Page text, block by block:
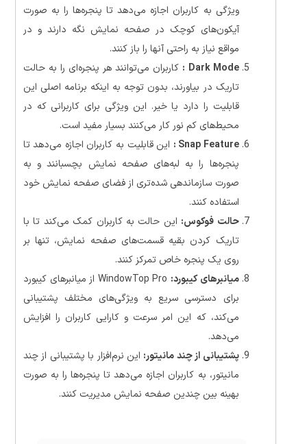
ویژگی به کاربران اجازه می‌دهد تا پنجره‌ها را به صورت
آیکون‌های کوچک در صفحه نمایش نگه دارند و در
مواقع نیاز به راحتی آنها را باز کنند.
Dark Mode :
کاربران می‌توانند هر پنجره‌ای را به حالت
تاریک در بیاورند، بدون توجه به اینکه برنامه اصلی این
قابلیت را دارد یا خیر. این ویژگی برای کاربرانی که در
محیط‌های کم نور کار می‌کنند بسیار مفید است.
Snap Feature :
این قابلیت به کاربران اجازه می‌دهد تا
پنجره‌ها را به لبه‌های صفحه نمایش بچسبانند و به
صورت سازماندهی شده‌تری از فضای صفحه نمایش خود
استفاده کنند.
حالت فوکوس: این حالت به کاربران کمک می‌کند تا با
تاریک کردن بقیه قسمت‌های صفحه نمایش، تنها بر
روی یک پنجره خاص تمرکز کنند.
میانبرهای کیبورد:
WindowTop Pro از میانبرهای کیبورد
برای دسترسی سریع به ویژگی‌های مختلف پشتیبانی
می‌کند، که این امر سرعت و کارایی کاربران را افزایش
می‌دهد.
پشتیبانی از چند مانیتور: این نرم‌افزار با پشتیبانی از چند
مانیتور، به کاربران اجازه می‌دهد تا پنجره‌ها را به صورت
بهینه بین چندین صفحه نمایش مدیریت کنند.